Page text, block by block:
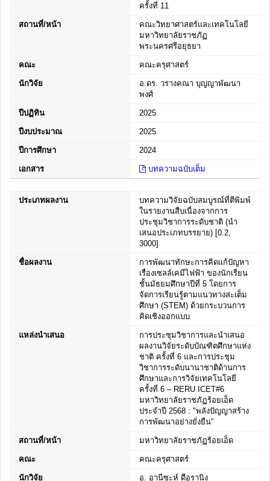
ครั้งที่ 11
สถานที่/หน้า
คณะวิทยาศาสตร์และเทคโนโลยี
มหาวิทยาลัยราชภัฏ
พระนครศรีอยุธยา
คณะ คณะครุศาสตร์
นักวิจัย
อ.ดร. วรางคณา บุญญาพัฒนา
พงศ์
ปีปฏิทิน 2025
ปีงบประมาณ 2025
ปีการศึกษา 2024
เอกสาร บทความฉบับเต็ม
ประเภทผลงาน
บทความวิจัยฉบับสมบูรณ์ที่ตีพิมพ์
ในรายงานสืบเนื่องจากการ
ประชุมวิชาการระดับชาติ (นำ
เสนอประเภทบรรยาย) [0.2,
3000]
ชื่อผลงาน
การพัฒนาทักษะการคิดเเก้ปัญหา
เรื่องเซลล์เคมีไฟฟ้า ของนักเรียน
ชั้นมัธยมศึกษาปีที่ 5 โดยการ
จัดการเรียนรู้ตามแนวทางสะเต็ม
ศึกษา (STEM) ด้วยกระบวนการ
คิดเชิงออกเเบบ
แหล่งนำเสนอ
การประชุมวิชาการและนำเสนอ
ผลงานวิจัยระดับบัณฑิตศึกษาแห่ง
ชาติ ครั้งที่ 6 และการประชุม
วิชาการระดับนานาชาติด้านการ
ศึกษาและการวิจัยเทคโนโลยี
ครั้งที่ 6 – RERU ICET#6
มหาวิทยาลัยราชภัฏร้อยเอ็ด
ประจำปี 2568 : "พลังปัญญาสร้าง
การพัฒนาอย่างยั่งยืน”
สถานที่/หน้า มหาวิทยาลัยราชภัฏร้อยเอ็ด
คณะ คณะครุศาสตร์
นักวิจัย อ. อานีซะห์ ดือรานิง